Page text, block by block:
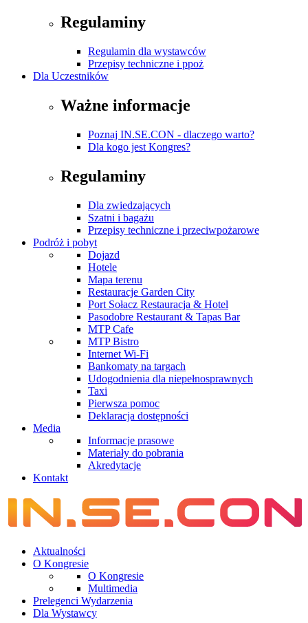
Regulaminy
Regulamin dla wystawców
Przepisy techniczne i ppoż
Dla Uczestników
Ważne informacje
Poznaj IN.SE.CON - dlaczego warto?
Dla kogo jest Kongres?
Regulaminy
Dla zwiedzających
Szatni i bagażu
Przepisy techniczne i przeciwpożarowe
Podróż i pobyt
Dojazd
Hotele
Mapa terenu
Restauracje Garden City
Port Sołacz Restauracja & Hotel
Pasodobre Restaurant & Tapas Bar
MTP Cafe
MTP Bistro
Internet Wi-Fi
Bankomaty na targach
Udogodnienia dla niepełnosprawnych
Taxi
Pierwsza pomoc
Deklaracja dostępności
Media
Informacje prasowe
Materiały do pobrania
Akredytacje
Kontakt
Aktualności
O Kongresie
O Kongresie
Multimedia
Prelegenci Wydarzenia
Dla Wystawcy